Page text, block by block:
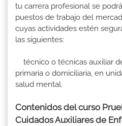
tu carrera profesional se
puestos de trabajo del
cuyas actividades estén
las siguientes:
técnico o técnicas auxiliar
primaria o domiciliaria, en
salud mental.
Contenidos del curso
Cuidados Auxiliares de